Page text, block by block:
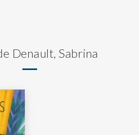
Denault, Sabrina